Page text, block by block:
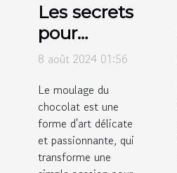
Les secrets
pour
réussir le
du
chocolat à
la maison
8 août 2024 01:56
Le moulage du
chocolat est une
forme d'art délicate
et passionnante, qui
transforme une